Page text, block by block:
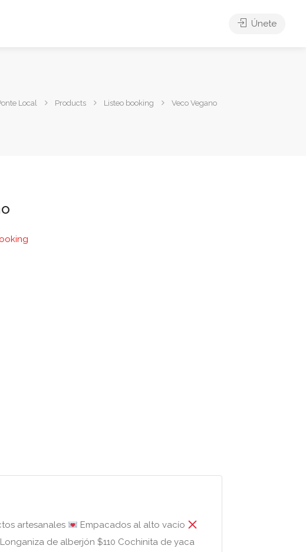
Únete
Local Products Listeo booking Veco Vegano
artesanales
Empacados al alto vacío
de alberjón $110 Cochinita de yaca